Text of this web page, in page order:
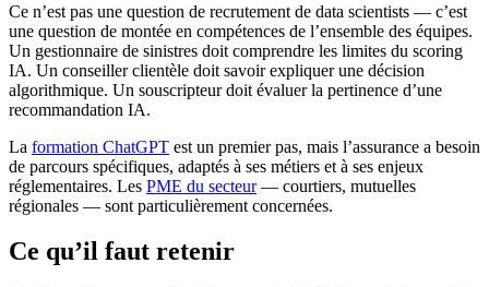
Ce n’est pas une question de recrutement de data scientists — c’est
une question de montée en compétences de l’ensemble des équipes.
Un gestionnaire de sinistres doit comprendre les limites du scoring
IA. Un conseiller clientèle doit savoir expliquer une décision
algorithmique. Un souscripteur doit évaluer la pertinence d’une
recommandation IA.
La formation ChatGPT est un premier pas, mais l’assurance a besoin
de parcours spécifiques, adaptés à ses métiers et à ses enjeux
réglementaires. Les PME du secteur— courtiers, mutuelles
régionales — sont particulièrement concernées.
Ce qu’il faut retenir